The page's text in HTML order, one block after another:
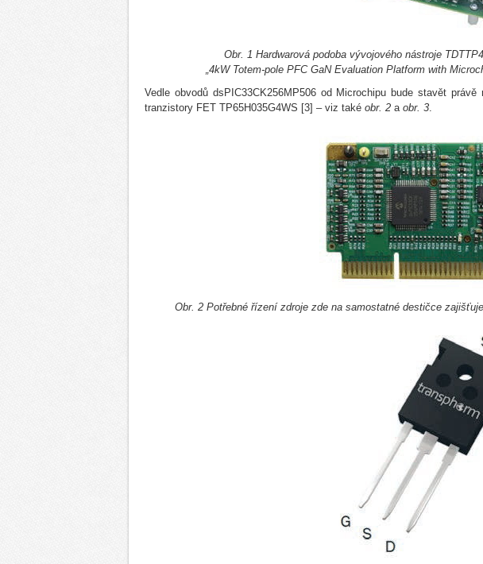
Obr. 1 Hardwarová podoba vývojového nástroje
„4kW Totem-pole PFC GaN Evaluation Platform with
Vedle obvodů dsPIC33CK256MP506 od Microchipu bude stavět
tranzistory FET TP65H035G4WS [3] – viz také obr. 2 a obr. 3
Obr. 2 Potřebné řízení zdroje zde na samostatné destičce